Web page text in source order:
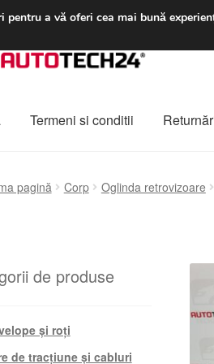
de la 33 lei
Termeni si conditii
pagină Corp Oglinda retrovizoare
de produse
și roți
de tracțiune și cabluri
pentru a vă oferi cea mai bună